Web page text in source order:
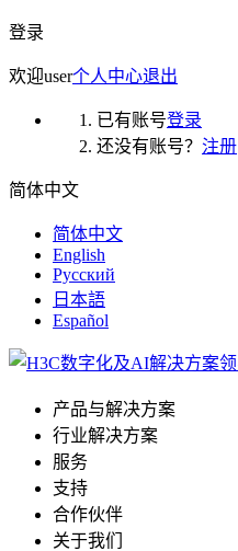
登录
欢迎user个人中心退出
已有账号登录
还没有账号？ 注册
简体中文
简体中文
English
Русский
日本語
Español
产品与解决方案
行业解决方案
服务
支持
合作伙伴
关于我们